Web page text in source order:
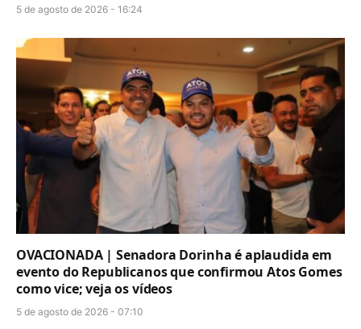
5 de agosto de 2026 - 16:24
OVACIONADA | Senadora Dorinha é aplaudida em
evento do Republicanos que confirmou Atos Gomes
como vice; veja os vídeos
5 de agosto de 2026 - 07:10